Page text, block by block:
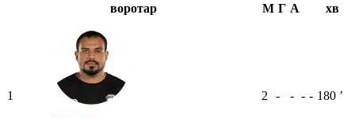
воротар М Г А хв
1 2 - - - - 180 ʼ